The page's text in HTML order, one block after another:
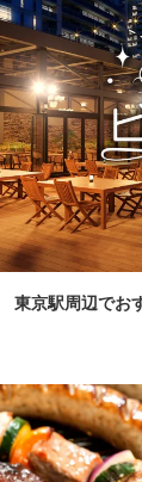
東京駅周辺でお